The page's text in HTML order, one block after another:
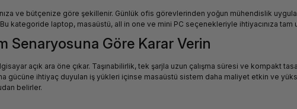
ve bütçenize göre şekillenir. Günlük ofis görevlerinden yoğun mühendislik
kategoride laptop, masaüstü, all in one ve mini PC seçenekleriyle ihtiyacınıza
Senaryosuna Göre Karar Verin
açık ara öne çıkar. Taşınabilirlik, tek şarjla uzun çalışma süresi ve kompakt
gücüne ihtiyaç duyulan iş yükleri içinse masaüstü sistem daha maliyet etkin ve
belirler.